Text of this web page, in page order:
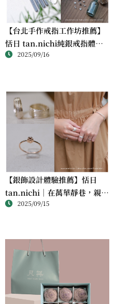
【台北手作戒指工作坊推薦】
恬日 tan.nichi純銀戒指體驗
｜情侶・朋友一起完成的金工
2025/09/16
【銀飾設計體驗推薦】恬日
tan.nichi｜在萬華靜巷，親手
完成屬於自己的銀戒
2025/09/15